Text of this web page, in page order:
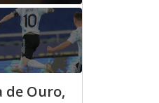
de Ouro,